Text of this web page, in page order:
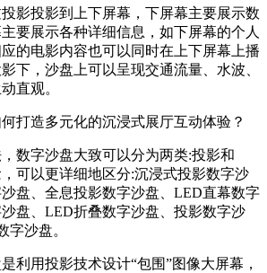
影投影到上下屏幕，下屏幕主要展示数
要展示各种详细信息，如下屏幕的个人
的电影内容也可以同时在上下屏幕上播
下，沙盘上可以呈现交通流量、水波、
直观。
数字沙盘大致可以分为两类:投影和
可以更详细地区分:沉浸式投影数字沙
盘、全息投影数字沙盘、LED直幕数字
盘、LED折叠数字沙盘、投影数字沙
字沙盘。
利用投影技术设计“包围”图像大屏幕，